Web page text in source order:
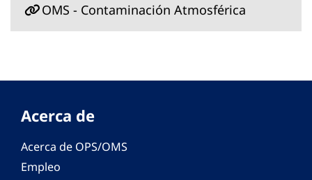
OMS - Contaminación Atmosférica
Acerca de
Acerca de OPS/OMS
Empleo